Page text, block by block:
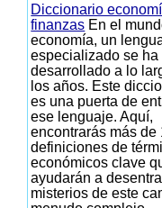
Diccionario
finanzas En el
economía, un
especializado se ha
desarrollado a lo
los años. Este
es una puerta de
ese lenguaje. Aquí,
encontrarás más de
definiciones de
económicos clave
ayudarán a
misterios de este